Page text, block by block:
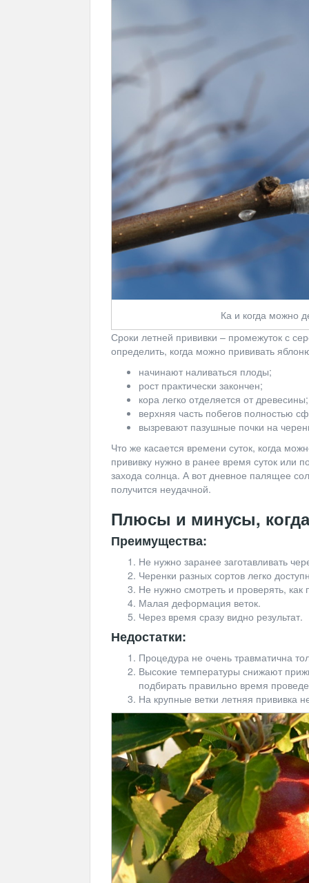
Ка и когда можно
Сроки летней прививки – промежуток с
определить, когда можно прививать
начинают наливаться плоды;
рост практически закончен;
кора легко отделяется от древесины;
верхняя часть побегов полностью
вызревают пазушные почки на
Что же касается времени суток, когда
прививку нужно в ранее время суток или
захода солнца. А вот дневное палящее
получится неудачной.
Плюсы и минусы,
Преимущества:
Не нужно заранее заготавливать
Черенки разных сортов легко
Не нужно смотреть и проверять,
Малая деформация веток.
Через время сразу видно результат.
Недостатки:
Процедура не очень травматична
Высокие температуры снижают
подбирать правильно время
На крупные ветки летняя прививка